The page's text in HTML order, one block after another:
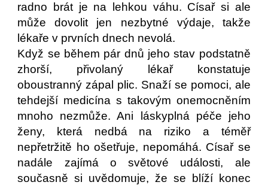
radno brát je na lehkou váhu. Císař si ale
může dovolit jen nezbytné výdaje, takže
lékaře v prvních dnech nevolá.
Když se během pár dnů jeho stav podstatně
zhorší, přivolaný lékař konstatuje
oboustranný zápal plic. Snaží se pomoci, ale
tehdejší medicína s takovým onemocněním
mnoho nezmůže. Ani láskyplná péče jeho
ženy, která nedbá na riziko a téměř
nepřetržitě ho ošetřuje, nepomáhá. Císař se
nadále zajímá o světové události, ale
současně si uvědomuje, že se blíží konec